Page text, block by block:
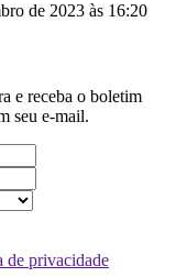
de 2023 às 16:20
e receba o boletim
seu e-mail.
de privacidade